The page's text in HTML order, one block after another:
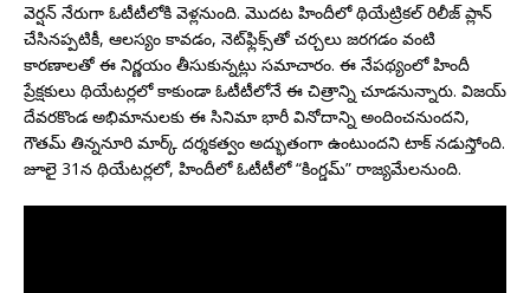
వెర్షన్ నేరుగా ఓటీటీలోకి వెళ్లనుంది. మొదట హిందీలో థియేట్రికల్ రిలీజ్ ప్లాన్
చేసినప్పటికీ, ఆలస్యం కావడం, నెట్‌ఫ్లిక్స్‌తో చర్చలు జరగడం వంటి
కారణాలతో ఈ నిర్ణయం తీసుకున్నట్లు సమాచారం. ఈ నేపథ్యంలో హిందీ
ప్రేక్షకులు థియేటర్లలో కాకుండా ఓటీటీలోనే ఈ చిత్రాన్ని చూడనున్నారు. విజయ్
దేవరకొండ అభిమానులకు ఈ సినిమా భారీ వినోదాన్ని అందించనుందని,
గౌతమ్ తిన్ననూరి మార్క్ దర్శకత్వం అద్భుతంగా ఉంటుందని టాక్ నడుస్తోంది.
జూలై 31న థియేటర్లలో, హిందీలో ఓటీటీలో “కింగ్డమ్” రాజ్యమేలనుంది.